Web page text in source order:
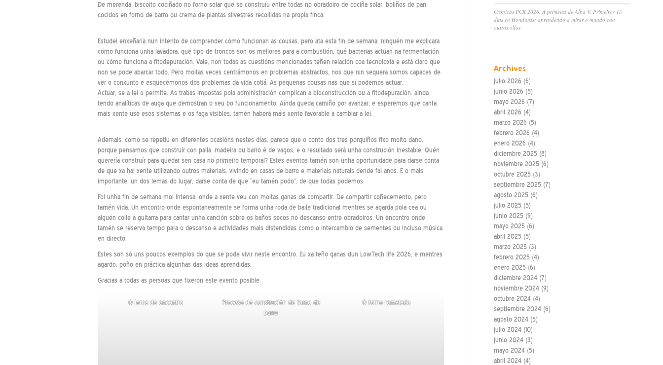
De merenda, biscoito cociñado no forno solar que se construíu entre todas no obradoiro de cociña solar, boliños de pan
cocidos en forno de barro ou crema de plantas silvestres recollidas na propia finca.
Estudei enxeñaría nun intento de comprender cómo funcionan as cousas, pero ata esta fin de semana, ninguén me explicara
cómo funciona unha lavadora, qué tipo de troncos son os mellores para a combustión, qué bacterias actúan na fermentación
ou cómo funciona a fitodepuración. Vale, non todas as cuestións mencionadas teñen relación coa tecnoloxía e está claro que
non se pode abarcar todo. Pero moitas veces centrámonos en problemas abstractos, nos que nin sequera somos capaces de
ver o conxunto e esquecémonos dos problemas da vida cotiá. As pequenas cousas nas que sí podemos actuar.
Actuar, se a lei o permite. As trabas impostas pola administración complican a bioconstrucción ou a fitodepuración, aínda
tendo analíticas de auga que demostran o seu bo funcionamento. Aínda queda camiño por avanzar, e esperemos que canta
mais xente use esos sistemas e os faga visibles, tamén haberá máis xente favorable a cambiar a lei.
Ademais, como se repetiu en diferentes ocasións nestes días, parece que o conto dos tres porquiños fixo moito dano,
porque pensamos que construír con palla, madeira ou barro é de vagos, e o resultado será unha construción inestable. Quén
querería construír para quedar sen casa no primeiro temporal? Estes eventos tamén son unha oportunidade para darse conta
de que xa hai xente utilizando outros materiais, vivindo en casas de barro e materiais naturais dende fai anos. E o mais
importante, un dos lemas do lugar, darse conta de que “eu tamén podo”, de que todas podemos.
Foi unha fin de semana moi intensa, onde a xente veu con moitas ganas de compartir. De compartir coñecemento, pero
tamén vida. Un encontro onde espontaneamente se forma unha roda de baile tradicional mentres se agarda pola cea ou
alguén colle a guitarra para cantar unha canción sobre os baños secos no descanso entre obradoiros. Un encontro onde
tamén se reserva tempo para o descanso e actividades mais distendidas como o intercambio de sementes ou incluso música
en directo.
Estes son só uns poucos exemplos do que se pode vivir neste encontro. Eu xa teño ganas dun LowTech life 2026, e mentres
agardo, poño en práctica algunhas das ideas aprendidas.
Gracias a todas as persoas que fixeron este evento posible.
O lema do encontro
Proceso de construción de forno de
barro
O forno rematado
Crónicas PCR 2026. A primeira de Alba V. Primeiros 15
días en Honduras: aprendendo a mirar o mundo con
outros ollos
Archives
julio 2026 (6)
junio 2026 (5)
mayo 2026 (7)
abril 2026 (4)
marzo 2026 (5)
febrero 2026 (4)
enero 2026 (4)
diciembre 2025 (8)
noviembre 2025 (6)
octubre 2025 (3)
septiembre 2025 (7)
agosto 2025 (6)
julio 2025 (5)
junio 2025 (9)
mayo 2025 (6)
abril 2025 (5)
marzo 2025 (3)
febrero 2025 (4)
enero 2025 (6)
diciembre 2024 (7)
noviembre 2024 (9)
octubre 2024 (4)
septiembre 2024 (6)
agosto 2024 (5)
julio 2024 (10)
junio 2024 (3)
mayo 2024 (5)
abril 2024 (4)